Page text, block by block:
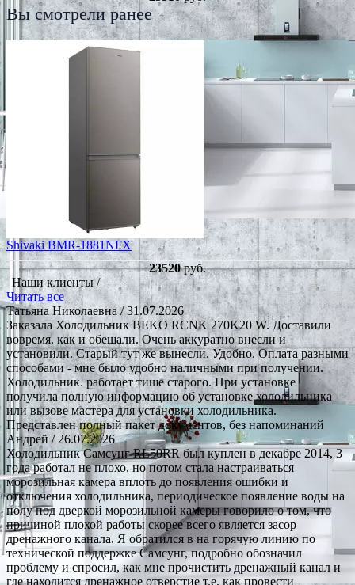
Вы смотрели ранее
Shivaki BMR-1881NFХ
23520руб.
Наши клиенты /
Читать все
Татьяна Николаевна/ 31.07.2026
Заказала Холодильник BEKO RCNK 270K20 W. Доставили
вовремя. как и обещали. Очень аккуратно внесли и
установили. Старый тут же вынесли. Удобно. Оплата разными
способами - мне было удобно наличными при получении.
Холодильник. работает тише старого. При установке
получила полную информацию об установке холодильника
или вызове мастера для установки холодильника.
Представлен полный пакет документов, без напоминаний
Андрей/ 26.07.2026
Холодильник Самсунг RL50RR был куплен в декабре 2014, 3
года работал не плохо, но потом стала настраиваться
морозильная камера вплоть до появления ошибки и
отключения холодильника, периодическое появление воды на
полу под дверкой морозильной камеры говорило о том, что
причиной плохой работы скорее всего является засор
дренажного канала. Я обратился в на горячую линию по
технической поддержке Самсунг, подробно обозначил
проблему и спросил, как мне прочистить дренажный канал и
где находится дренажное отверстие т.е. как провести